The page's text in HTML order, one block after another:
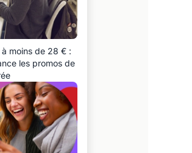
moins de 28 € :
les promos de